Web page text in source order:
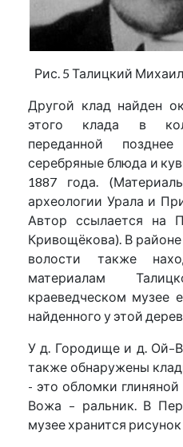
Рис. 5 Талицкий
Другой клад найден
этого клада в
переданной
серебряные блюда и
1887 года.
археологии Урала и
Автор ссылается на
Кривощёкова). В
волости также
материалам
краеведческом музее
найденного у этой
У д. Городище и д.
также обнаружены
- это обломки
Вожа – ральник. В
музее хранится